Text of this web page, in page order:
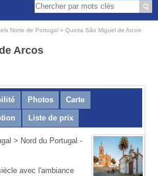
Norte de Portugal Quinta São Miguel de Arcos
Arcos
Photos Carte
Liste de prix
> Nord du Portugal -
avec l'ambiance